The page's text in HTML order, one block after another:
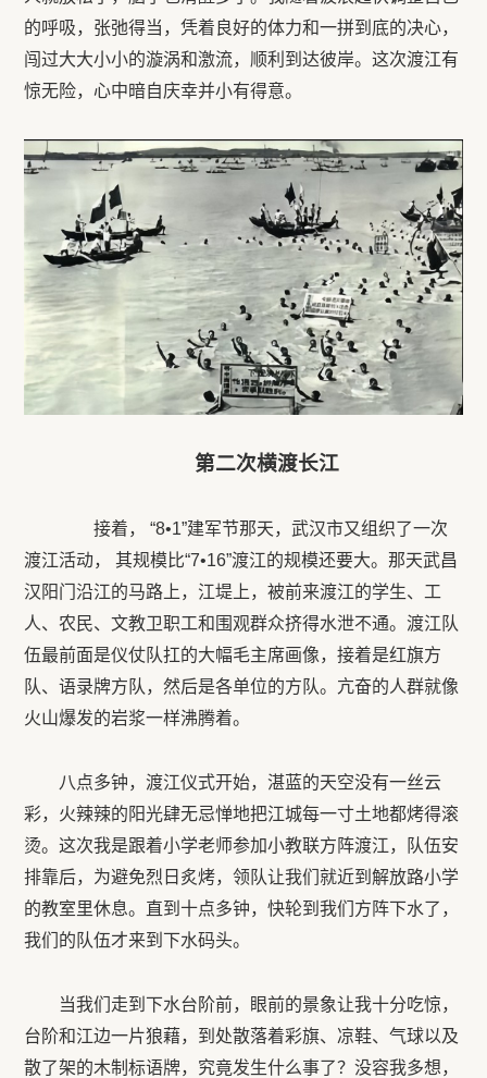
的呼吸，张弛得当，凭着良好的体力和一拼到底的决心，
闯过大大小小的漩涡和激流，顺利到达彼岸。这次渡江有
惊无险，心中暗自庆幸并小有得意。
第二次横渡长江
接着， “8•1”建军节那天，武汉市又组织了一次
渡江活动， 其规模比“7•16”渡江的规模还要大。那天武昌
汉阳门沿江的马路上，江堤上，被前来渡江的学生、工
人、农民、文教卫职工和围观群众挤得水泄不通。渡江队
伍最前面是仪仗队扛的大幅毛主席画像，接着是红旗方
队、语录牌方队，然后是各单位的方队。亢奋的人群就像
火山爆发的岩浆一样沸腾着。
八点多钟，渡江仪式开始，湛蓝的天空没有一丝云
彩，火辣辣的阳光肆无忌惮地把江城每一寸土地都烤得滚
烫。这次我是跟着小学老师参加小教联方阵渡江，队伍安
排靠后，为避免烈日炙烤，领队让我们就近到解放路小学
的教室里休息。直到十点多钟，快轮到我们方阵下水了，
我们的队伍才来到下水码头。
当我们走到下水台阶前，眼前的景象让我十分吃惊，
台阶和江边一片狼藉，到处散落着彩旗、凉鞋、气球以及
散了架的木制标语牌，究竟发生什么事了？没容我多想，